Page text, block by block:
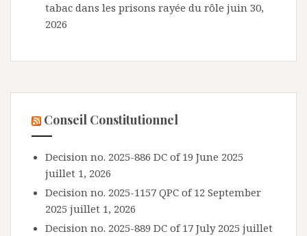
tabac dans les prisons rayée du rôle juin 30,
2026
Conseil Constitutionnel
Decision no. 2025-886 DC of 19 June 2025
juillet 1, 2026
Decision no. 2025-1157 QPC of 12 September
2025 juillet 1, 2026
Decision no. 2025-889 DC of 17 July 2025 juillet